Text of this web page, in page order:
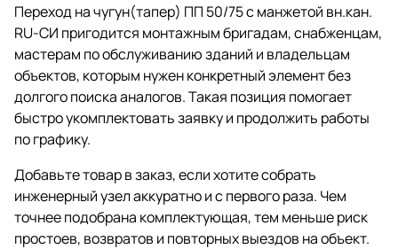
Переход на чугун(тапер) ПП 50/75 с манжетой вн.кан.
RU-СИ пригодится монтажным бригадам, снабженцам,
мастерам по обслуживанию зданий и владельцам
объектов, которым нужен конкретный элемент без
долгого поиска аналогов. Такая позиция помогает
быстро укомплектовать заявку и продолжить работы
по графику.
Добавьте товар в заказ, если хотите собрать
инженерный узел аккуратно и с первого раза. Чем
точнее подобрана комплектующая, тем меньше риск
простоев, возвратов и повторных выездов на объект.